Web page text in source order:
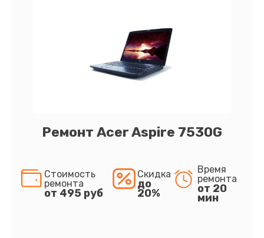
Ремонт Acer Aspire 7530G
Стоимость
ремонта
от 495 руб
Скидка
до
20%
Время
ремонта
от 20
мин